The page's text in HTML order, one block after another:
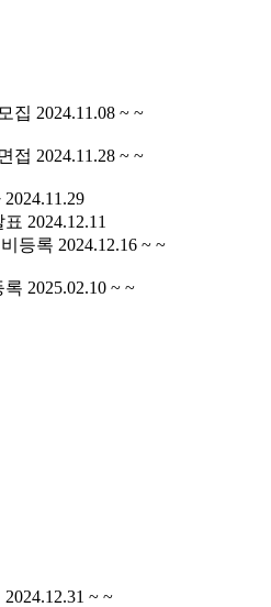
집 2024.11.08 ~ ~
접 2024.11.28 ~ ~
2024.11.29
표 2024.12.11
등록 2024.12.16 ~ ~
록 2025.02.10 ~ ~
2024.12.31 ~ ~